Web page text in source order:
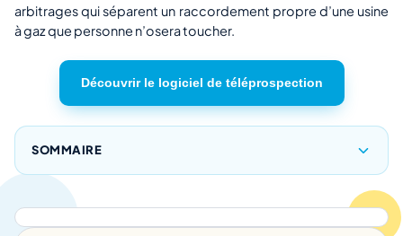
arbitrages qui séparent un raccordement propre d’une usine
à gaz que personne n’osera toucher.
Découvrir le logiciel de téléprospection
SOMMAIRE